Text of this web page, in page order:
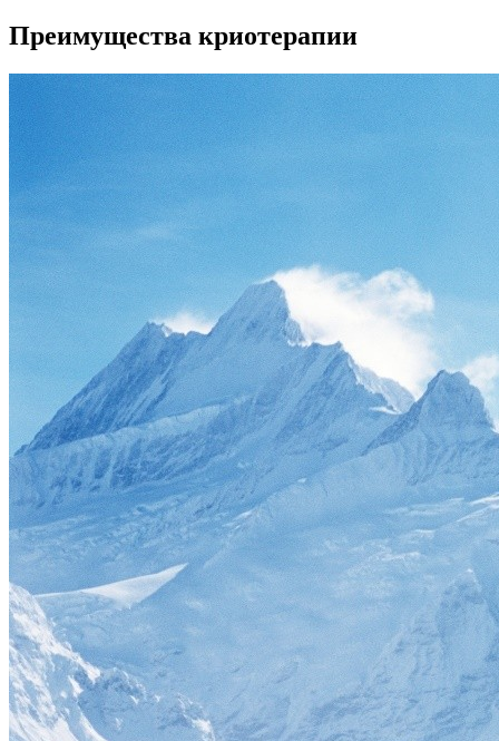
Преимущества криотерапии